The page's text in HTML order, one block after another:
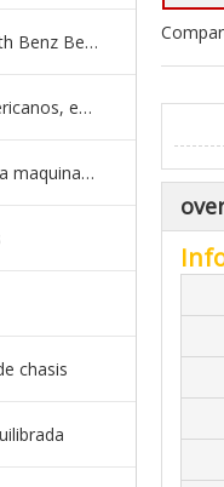
Serie de camiones North Benz Beiben
Serie de camiones americanos, europeos y japoneses
Piezas de repuesto para maquinaria de ingeniería de camiones mineros
chasis